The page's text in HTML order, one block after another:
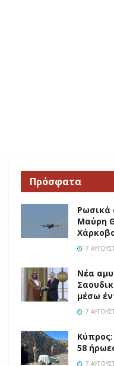
Πρόσφατα
Ρωσικά
Μαύρη
7
Νέα
μέσω
7
58
7